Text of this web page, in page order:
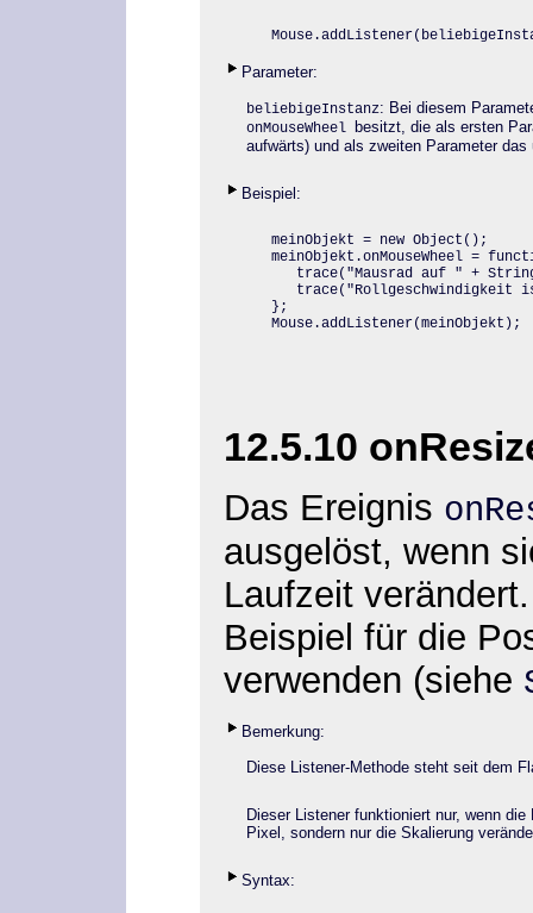
Mouse.addListener
Parameter:
beliebigeInstanz: Bei diesem
onMouseWheel
besitzt, die als ersten
aufwärts) und als zweiten Parameter
Beispiel:
meinObjekt = new Object();
meinObjekt.onMouseWheel =
trace("Mausrad auf " +
trace("Rollgeschwindigkeit
};
Mouse.addListener(meinObjekt);
12.5.10
Das Ereignis
ausgelöst, wenn
Laufzeit
Beispiel für die
verwenden (siehe
Bemerkung:
Diese Listener-Methode steht seit dem
Dieser Listener funktioniert nur, wenn
Pixel, sondern nur die Skalierung
Syntax: